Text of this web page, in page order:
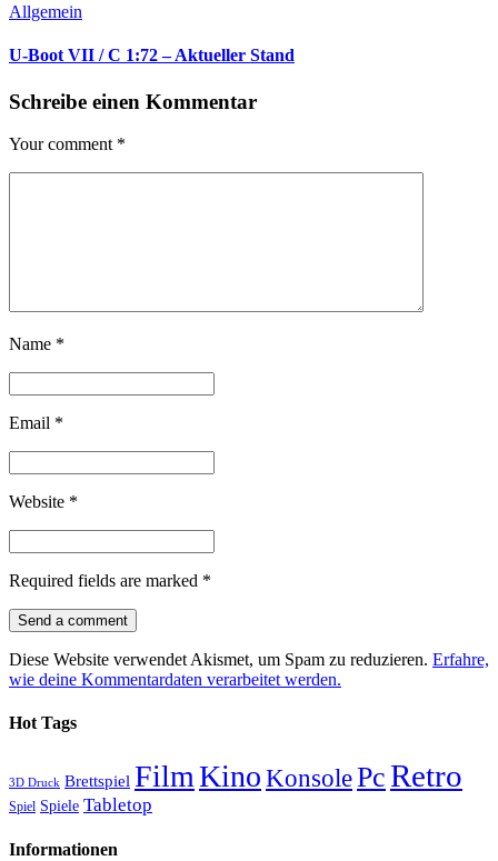
Allgemein
U-Boot VII / C 1:72 – Aktueller Stand
Schreibe einen Kommentar
Your comment *
Name *
Email *
Website *
Required fields are marked *
Diese Website verwendet Akismet, um Spam zu reduzieren. Erfahre,
wie deine Kommentardaten verarbeitet werden.
Hot Tags
3D Druck Brettspiel FilmKinoKonsolePcRetro
Spiel Spiele Tabletop
Informationen